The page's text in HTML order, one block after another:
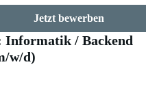
Jetzt bewerben
Informatik / Backend
w/d)